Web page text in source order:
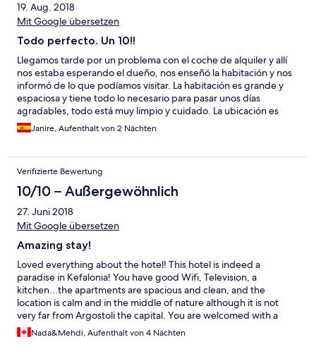
19. Aug. 2018
Mit Google übersetzen
Todo perfecto. Un 10!!
Llegamos tarde por un problema con el coche de alquiler y allí
nos estaba esperando el dueño, nos enseñó la habitación y nos
informó de lo que podíamos visitar. La habitación es grande y
espaciosa y tiene todo lo necesario para pasar unos días
agradables, todo está muy limpio y cuidado. La ubicación es
excelente, tienes un supermercado a pocos metros y puedes
cruzar a Argostoli a través de un puente. Muchas gracias por
Janire, Aufenthalt von 2 Nächten
Verifizierte Bewertung
10/10 – Außergewöhnlich
27. Juni 2018
Mit Google übersetzen
Amazing stay!
Loved everything about the hotel! This hotel is indeed a
paradise in Kefalonia! You have good Wifi, Television, a
kitchen...the apartments are spacious and clean, and the
location is calm and in the middle of nature although it is not
very far from Argostoli the capital. You are welcomed with a
delicious lemonade waiting for you in the fridge. The decoration
is very nice and modern, and you wake up to the sound of bells
Nada&Mehdi, Aufenthalt von 4 Nächten